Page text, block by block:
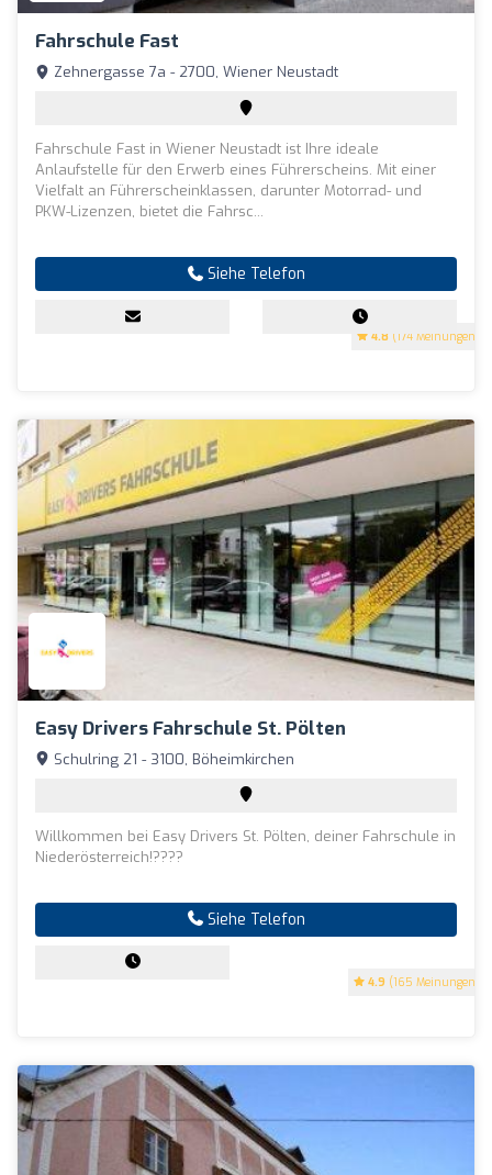
Fahrschule Fast
4.8 (174 Meinungen)
Zehnergasse 7a - 2700, Wiener Neustadt
Fahrschule Fast in Wiener Neustadt ist Ihre ideale
Anlaufstelle für den Erwerb eines Führerscheins. Mit einer
Vielfalt an Führerscheinklassen, darunter Motorrad- und
PKW-Lizenzen, bietet die Fahrsc...
Siehe Telefon
Easy Drivers Fahrschule St. Pölten
4.9 (165 Meinungen)
Schulring 21 - 3100, Böheimkirchen
Willkommen bei Easy Drivers St. Pölten, deiner Fahrschule in
Niederösterreich!????
Siehe Telefon